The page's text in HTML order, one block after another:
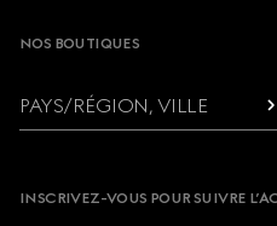
NOS BOUTIQUES
PAYS/RÉGION, VILLE
INSCRIVEZ-VOUS POUR SUIVRE